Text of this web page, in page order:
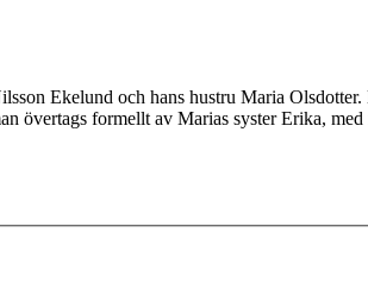
Ekelund och hans hustru Maria
övertags formellt av Marias syster Erika,